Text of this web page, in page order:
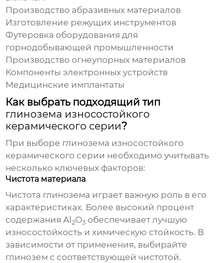
Производство абразивных материалов
Изготовление режущих инструментов
Футеровка оборудования для
горнодобывающей промышленности
Производство огнеупорных материалов
Компоненты электронных устройств
Медицинские имплантаты
Как выбрать подходящий тип
глинозема износостойкого
керамического серии?
При выборе глинозема износостойкого
керамического серии необходимо учитывать
несколько ключевых факторов:
Чистота материала
Чистота глинозема играет важную роль в его
характеристиках. Более высокий процент
содержания Al2O3 обеспечивает лучшую
износостойкость и химическую стойкость. В
зависимости от применения, выбирайте
глинозем с соответствующей чистотой.